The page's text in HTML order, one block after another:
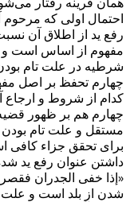
احتمال اولی که
رفع ید از اطلاق آن
مفهوم از اساس است و
شرطیه در علت تام
چهارم تحفظ بر اصل
کدام از شروط و ارجاع
چهارم هم بر ظهور
مستقل و علت تام بودن
برای تحقق جزاء
داشتن عنوان رفع ید
«إذا خفی الجدران
شدن از بلد است و